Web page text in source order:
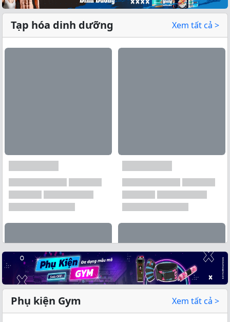
Xem tất cả →
Xem tất cả →
Tạp hóa dinh dưỡng Xem tất cả >
Phụ kiện Gym Xem tất cả >